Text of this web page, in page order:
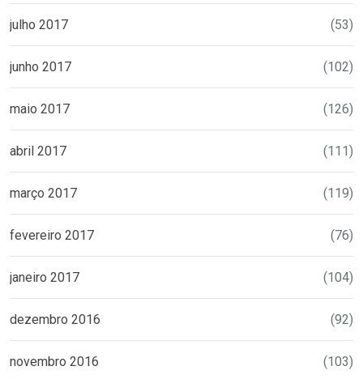
julho 2017 (53)
junho 2017 (102)
maio 2017 (126)
abril 2017 (111)
março 2017 (119)
fevereiro 2017 (76)
janeiro 2017 (104)
dezembro 2016 (92)
novembro 2016 (103)